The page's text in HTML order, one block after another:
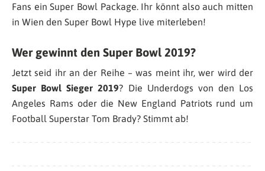
Fans ein Super Bowl Package. Ihr könnt also auch mitten
in Wien den Super Bowl Hype live miterleben!
Wer gewinnt den Super Bowl 2019?
Jetzt seid ihr an der Reihe – was meint ihr, wer wird der
Super Bowl Sieger 2019? Die Underdogs von den Los
Angeles Rams oder die New England Patriots rund um
Football Superstar Tom Brady? Stimmt ab!